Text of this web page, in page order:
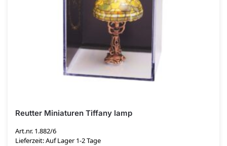
Reutter Miniaturen Tiffany lamp
Art.nr. 1.882/6
Lieferzeit: Auf Lager 1-2 Tage